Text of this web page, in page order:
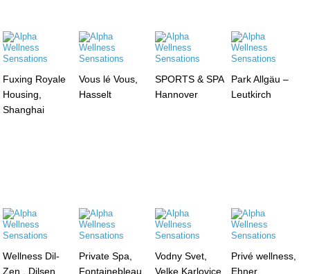
Fuxing Royale
Housing,
Shanghai
Vous lé Vous,
Hasselt
SPORTS & SPA
Hannover
Park Allgäu –
Leutkirch
Wellness Dil-
Zen , Dilsen
Private Spa,
Fontainebleau
Vodny Svet,
Velke Karlovice
Privé wellness,
Ehner